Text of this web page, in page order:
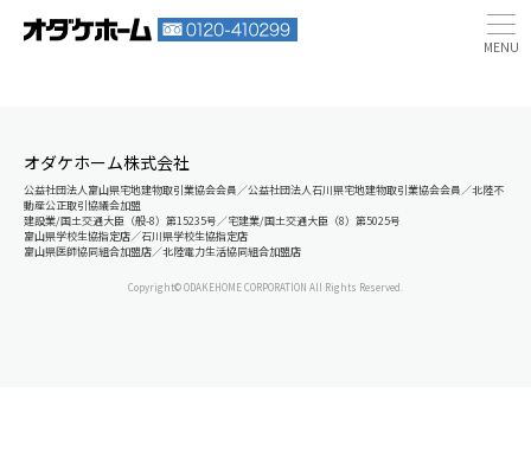
オダケホーム株式会社
公益社団法人富山県宅地建物取引業協会会員／公益社団法人石川県宅地建物取引業協会会員／北陸不
動産公正取引協議会加盟
建設業/国土交通大臣（般-8）第15235号／宅建業/国土交通大臣（8）第5025号
富山県学校生協指定店／石川県学校生協指定店
富山県医師協同組合加盟店／北陸電力生活協同組合加盟店
Copyright© ODAKEHOME CORPORATION All Rights Reserved.